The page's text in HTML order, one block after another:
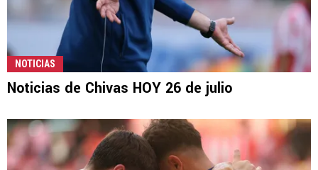
NOTICIAS
Noticias de Chivas HOY 26 de julio